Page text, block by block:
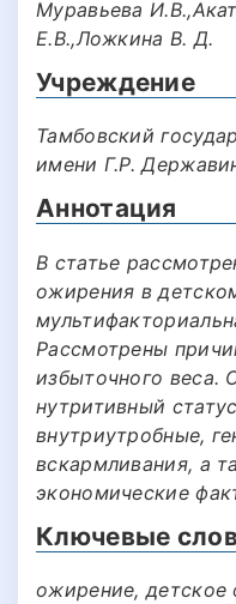
Муравьева
Е.В.,Ложкина В. Д.
Учреждение
Тамбовский
имени Г.Р.
Аннотация
В статье
ожирения в
Рассмотрены
избыточного веса.
нутритивный
внутриутробные,
вскармливания, а
экономические
Ключевые
ожирение, детское